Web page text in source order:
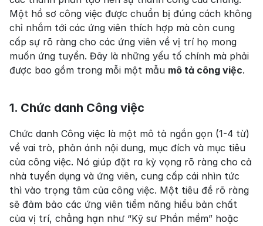
Một hồ sơ công việc được chuẩn bị đúng cách không
chỉ nhắm tới các ứng viên thích hợp mà còn cung
cấp sự rõ ràng cho các ứng viên về vị trí họ mong
muốn ứng tuyển. Đây là những yếu tố chính mà phải
được bao gồm trong mỗi một mẫu mô tả công việc.
1. Chức danh Công việc
Chức danh Công việc là một mô tả ngắn gọn (1-4 từ)
về vai trò, phản ánh nội dung, mục đích và mục tiêu
của công việc. Nó giúp đặt ra kỳ vọng rõ ràng cho cả
nhà tuyển dụng và ứng viên, cung cấp cái nhìn tức
thì vào trọng tâm của công việc. Một tiêu đề rõ ràng
sẽ đảm bảo các ứng viên tiềm năng hiểu bản chất
của vị trí, chẳng hạn như “Kỹ sư Phần mềm” hoặc